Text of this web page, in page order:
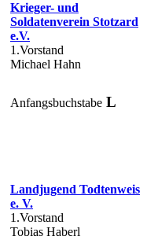
Krieger- und
Soldatenverein Stotzard
e.V.
1.Vorstand
Michael Hahn
Anfangsbuchstabe L
Landjugend Todtenweis
e. V.
1.Vorstand
Tobias Haberl